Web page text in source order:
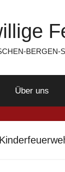
BERGEN-
Über uns